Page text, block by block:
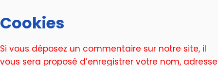
Cookies
Si vous déposez un commentaire sur notre site, il
vous sera proposé d’enregistrer votre nom, adresse